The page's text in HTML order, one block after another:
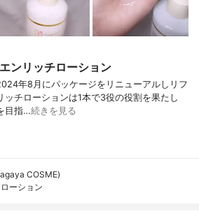
ンリッチローション
年8月にパッケージをリニューアルしリフ
ッチローションは1本で3役の役割を果たし
目指…続きを見る
COSME)
ーション